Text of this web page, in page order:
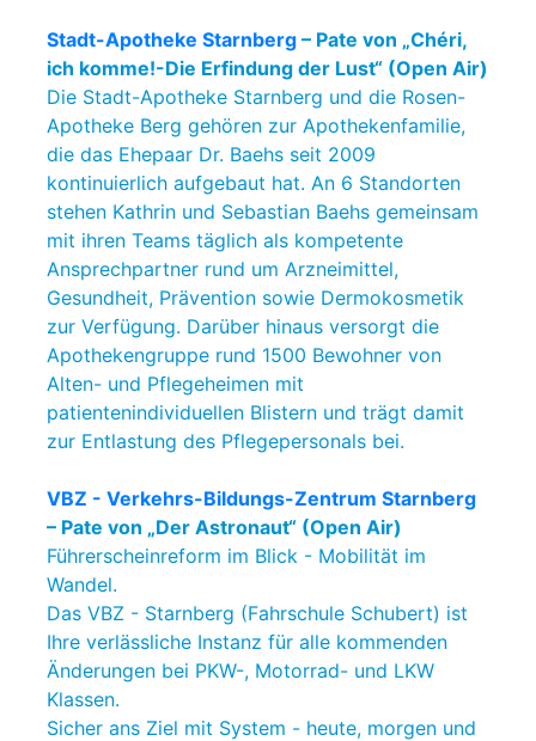
Stadt-Apotheke Starnberg – Pate von „Chéri,
ich komme!-Die Erfindung der Lust“ (Open Air)
Die Stadt-Apotheke Starnberg und die Rosen-
Apotheke Berg gehören zur Apothekenfamilie,
die das Ehepaar Dr. Baehs seit 2009
kontinuierlich aufgebaut hat. An 6 Standorten
stehen Kathrin und Sebastian Baehs gemeinsam
mit ihren Teams täglich als kompetente
Ansprechpartner rund um Arzneimittel,
Gesundheit, Prävention sowie Dermokosmetik
zur Verfügung. Darüber hinaus versorgt die
Apothekengruppe rund 1500 Bewohner von
Alten- und Pflegeheimen mit
patientenindividuellen Blistern und trägt damit
zur Entlastung des Pflegepersonals bei.
VBZ - Verkehrs-Bildungs-Zentrum Starnberg
– Pate von „Der Astronaut“ (Open Air)
Führerscheinreform im Blick - Mobilität im
Wandel.
Das VBZ - Starnberg (Fahrschule Schubert) ist
Ihre verlässliche Instanz für alle kommenden
Änderungen bei PKW-, Motorrad- und LKW
Klassen.
Sicher ans Ziel mit System - heute, morgen und